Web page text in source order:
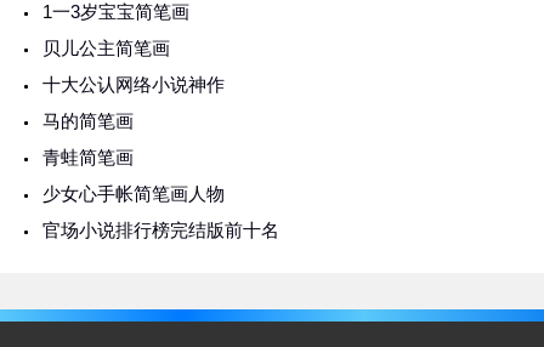
1一3岁宝宝简笔画
贝儿公主简笔画
十大公认网络小说神作
马的简笔画
青蛙简笔画
少女心手帐简笔画人物
官场小说排行榜完结版前十名